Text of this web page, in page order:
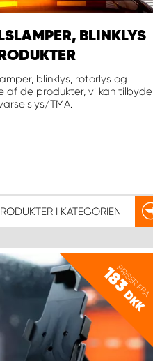
BLINKLYS
blinklys, rotorlys og
af de produkter, vi kan tilbyde
TMA.
I KATEGORIEN
PRISER FRA
183
DKK